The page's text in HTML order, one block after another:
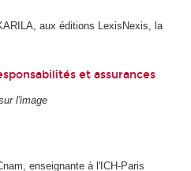
aux éditions LexisNexis, la
et assurances
l'image
enseignante à l'ICH-Paris